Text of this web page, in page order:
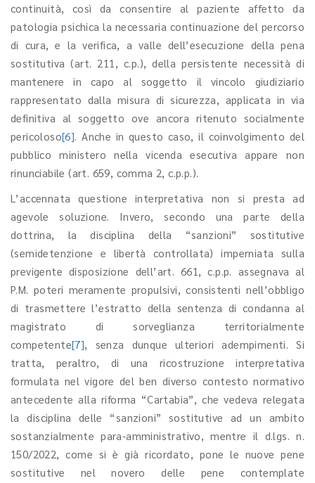
continuità, così da consentire al paziente affetto da
patologia psichica la necessaria continuazione del percorso
di cura, e la verifica, a valle dell’esecuzione della pena
sostitutiva (art. 211, c.p.), della persistente necessità di
mantenere in capo al soggetto il vincolo giudiziario
rappresentato dalla misura di sicurezza, applicata in via
definitiva al soggetto ove ancora ritenuto socialmente
pericoloso[6]. Anche in questo caso, il coinvolgimento del
pubblico ministero nella vicenda esecutiva appare non
rinunciabile (art. 659, comma 2, c.p.p.).
L’accennata questione interpretativa non si presta ad
agevole soluzione. Invero, secondo una parte della
dottrina, la disciplina della “sanzioni” sostitutive
(semidetenzione e libertà controllata) imperniata sulla
previgente disposizione dell’art. 661, c.p.p. assegnava al
P.M. poteri meramente propulsivi, consistenti nell’obbligo
di trasmettere l’estratto della sentenza di condanna al
magistrato di sorveglianza territorialmente
competente[7], senza dunque ulteriori adempimenti. Si
tratta, peraltro, di una ricostruzione interpretativa
formulata nel vigore del ben diverso contesto normativo
antecedente alla riforma “Cartabia”, che vedeva relegata
la disciplina delle “sanzioni” sostitutive ad un ambito
sostanzialmente para-amministrativo, mentre il d.lgs. n.
150/2022, come si è già ricordato, pone le nuove pene
sostitutive nel novero delle pene contemplate